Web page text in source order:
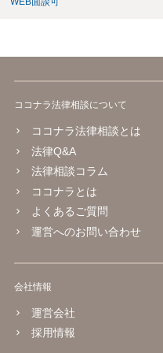
ココナラ法律相談について
ココナラ法律相談とは
法律Q&A
法律相談コラム
ココナラとは
よくあるご質問
運営へのお問い合わせ
会社情報
運営会社
採用情報